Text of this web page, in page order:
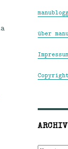
über
Copyright
ARCHIV